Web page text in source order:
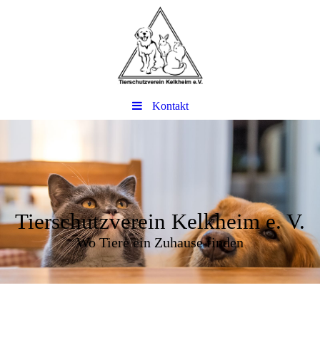
Kontakt
Tierschutzverein Kelkheim e. V.
Wo Tiere ein Zuhause finden